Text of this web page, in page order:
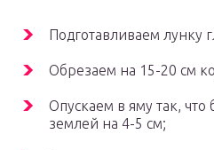
Подготавливаем лунку
Обрезаем на 15-20 см
Опускаем в яму так,
землей на 4-5 см;